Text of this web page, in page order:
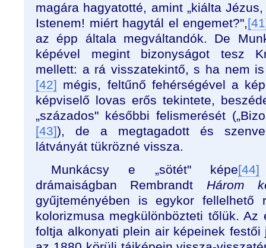
magára hagyatotté, amint „kiálta
Istenem! miért hagytál el engemet?",
az épp általa megváltandók. De
képével megint bizonyságot tesz
mellett: a rá visszatekintő, s ha nem
[42] mégis, feltűnő fehérségével a
képviselő lovas erős tekintete,
„százados" későbbi felismerését
[43]), de a megtagadott és
látványát tükrözné vissza.
Munkácsy e „sötét" képe[44]
drámaiságban Rembrandt Három
gyűjteményében is egykor fellelhető
kolorizmusa megkülönbözteti tőlük.
foltja alkonyati plein air képeinek